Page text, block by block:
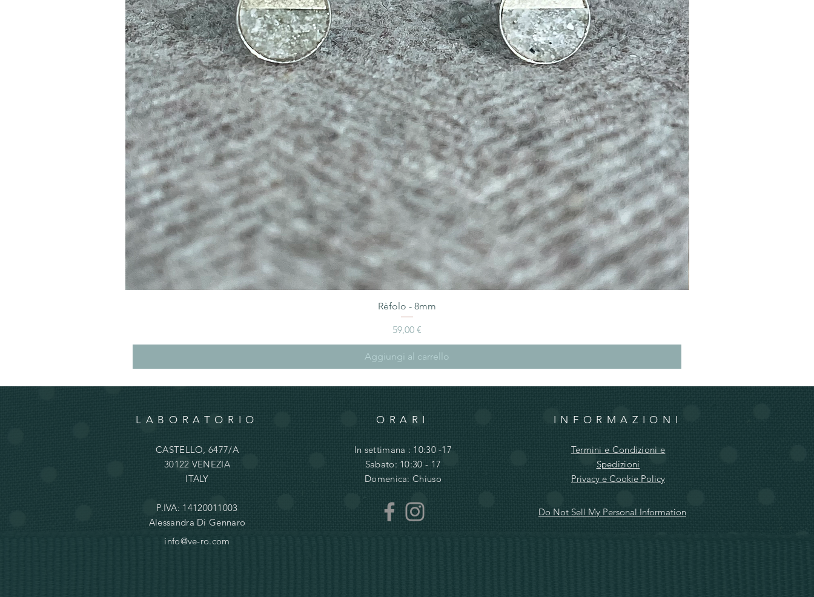
Rèfolo - 8mm
Prezzo
59,00 €
Aggiungi al carrello
LABORATORIO
CASTELLO, 6477/A
30122 VENEZIA
ITALY
P.IVA: 14120011003
Alessandra Di Gennaro
ORARI
In settimana : 10:30 -17
Sabato: 10:30 - 17
Domenica: Chiuso
INFORMAZIONI
Termini e Condizioni e
Spedizioni
Privacy e Cookie Policy
info@ve-ro.com
Do Not Sell My Personal Information